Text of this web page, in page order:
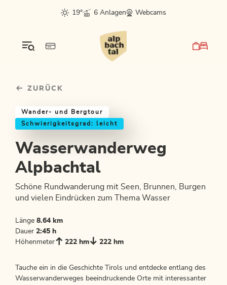
sr.skip-to.main-content
sr.skip-to.table-of-contents
sr.skip-to.main-navigation
19°
6 Anlagen Webcams
ZURÜCK
Wander- und Bergtour
Schwierigkeitsgrad: leicht
Wasserwanderweg
Alpbachtal
Schöne Rundwanderung mit Seen, Brunnen, Burgen
und vielen Eindrücken zum Thema Wasser
Länge 8.64 km
Dauer 2:45 h
Höhenmeter
222 hm 222 hm
Tauche ein in die Geschichte Tirols und entdecke entlang des
Wasserwanderweges beeindruckende Orte mit interessanter